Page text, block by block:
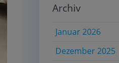
Archiv
Januar 2026
Dezember 2025